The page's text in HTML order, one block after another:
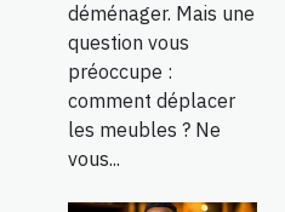
déménager. Mais une
question vous
préoccupe :
comment déplacer
les meubles ? Ne
vous...